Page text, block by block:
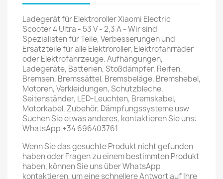
Ladegerät für Elektroroller Xiaomi Electric
Scooter 4 Ultra - 53 V - 2,3 A - Wir sind
Spezialisten für Teile, Verbesserungen und
Ersatzteile für alle Elektroroller, Elektrofahrräder
oder Elektrofahrzeuge. Aufhängungen,
Ladegeräte, Batterien, Stoßdämpfer, Reifen,
Bremsen, Bremssättel, Bremsbeläge, Bremshebel,
Motoren, Verkleidungen, Schutzbleche,
Seitenständer, LED-Leuchten, Bremskabel,
Motorkabel, Zubehör, Dämpfungssysteme usw
Suchen Sie etwas anderes, kontaktieren Sie uns:
WhatsApp +34 696403761
Wenn Sie das gesuchte Produkt nicht gefunden
haben oder Fragen zu einem bestimmten Produkt
haben, können Sie uns über WhatsApp
kontaktieren, um eine schnellere Antwort auf Ihre